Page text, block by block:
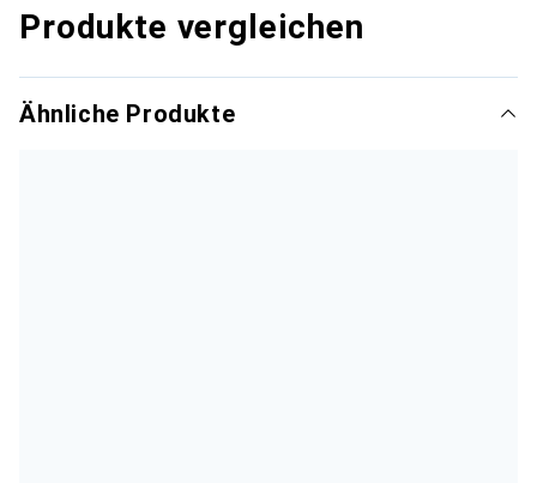
Produkte vergleichen
Ähnliche Produkte